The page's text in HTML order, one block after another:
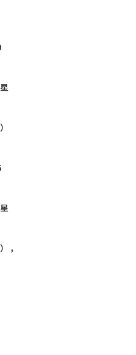
星
星
，